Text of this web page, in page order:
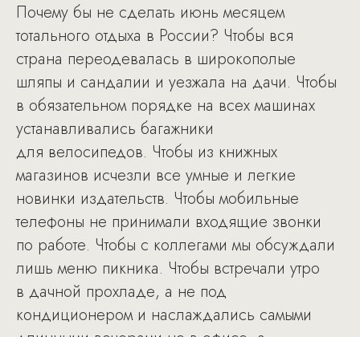
Почему бы не сделать июнь месяцем
тотального отдыха в России? Чтобы вся
страна переодевалась в широкополые
шляпы и сандалии и уезжала на дачи. Чтобы
в обязательном порядке на всех машинах
устанавливались багажники
для велосипедов. Чтобы из книжных
магазинов исчезли все умные и легкие
новинки издательств. Чтобы мобильные
телефоны не принимали входящие звонки
по работе. Чтобы с коллегами мы обсуждали
лишь меню пикника. Чтобы встречали утро
в дачной прохладе, а не под
кондиционером и наслаждались самыми